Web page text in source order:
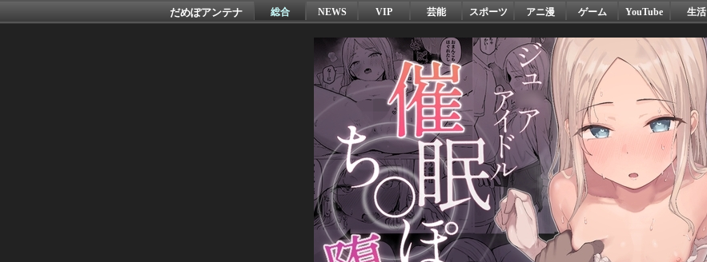
だめぽアンテナ 総合 NEWS VIP 芸能 スポーツ アニ漫 ゲーム YouTube 生活